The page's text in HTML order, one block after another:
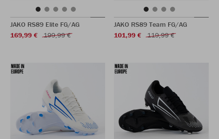
JAKO RS89 Elite FG/AG
169,99 €
199,99 €
JAKO RS89 Team FG/AG
101,99 €
119,99 €